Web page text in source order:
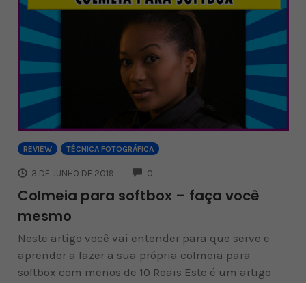
REVIEW TÉCNICA FOTOGRÁFICA
3 DE JUNHO DE 2019 0
Colmeia para softbox – faça você
mesmo
Neste artigo você vai entender para que serve e
aprender a fazer a sua própria colmeia para
softbox com menos de 10 Reais Este é um artigo